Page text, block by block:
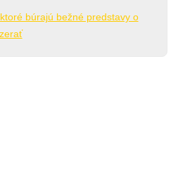
búrajú bežné predstavy o